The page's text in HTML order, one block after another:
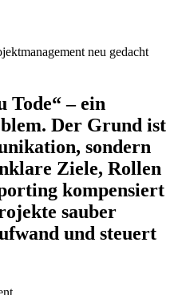
neu gedacht
Tode“ – ein
Der Grund ist
sondern
Ziele, Rollen
kompensiert
sauber
und steuert